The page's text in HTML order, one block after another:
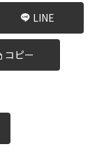
LINE
コピー